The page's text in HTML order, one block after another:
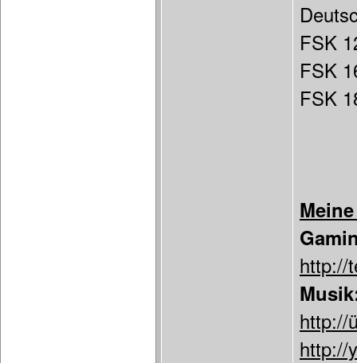
FSK
FSK
FSK
http://
http://
http://